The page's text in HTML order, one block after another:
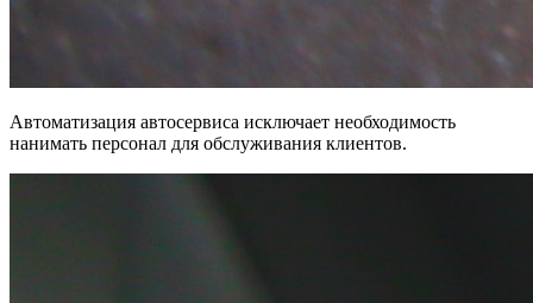
Автоматизация автосервиса исключает необходимость
нанимать персонал для обслуживания клиентов.